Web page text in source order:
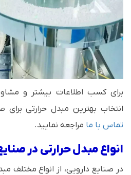
برای کسب اطلاعات بیشتر و
انتخاب بهترین مبدل حرارتی
تماس با ما مراجعه نمایید.
انواع مبدل حرارتی در
در صنایع دارویی، از انواع مختلف